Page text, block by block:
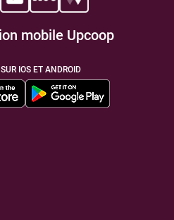
mobile Upcoop
IOS ET ANDROID